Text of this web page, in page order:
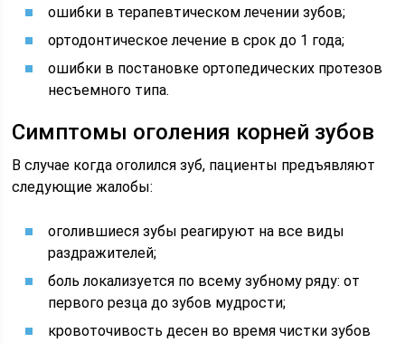
ошибки в терапевтическом лечении зубов;
ортодонтическое лечение в срок до 1 года;
ошибки в постановке ортопедических протезов
несъемного типа.
Симптомы оголения корней зубов
В случае когда оголился зуб, пациенты предъявляют
следующие жалобы:
оголившиеся зубы реагируют на все виды
раздражителей;
боль локализуется по всему зубному ряду: от
первого резца до зубов мудрости;
кровоточивость десен во время чистки зубов